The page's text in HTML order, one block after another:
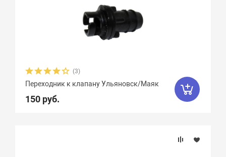
(3)
Переходник к клапану Ульяновск/Маяк
150 руб.